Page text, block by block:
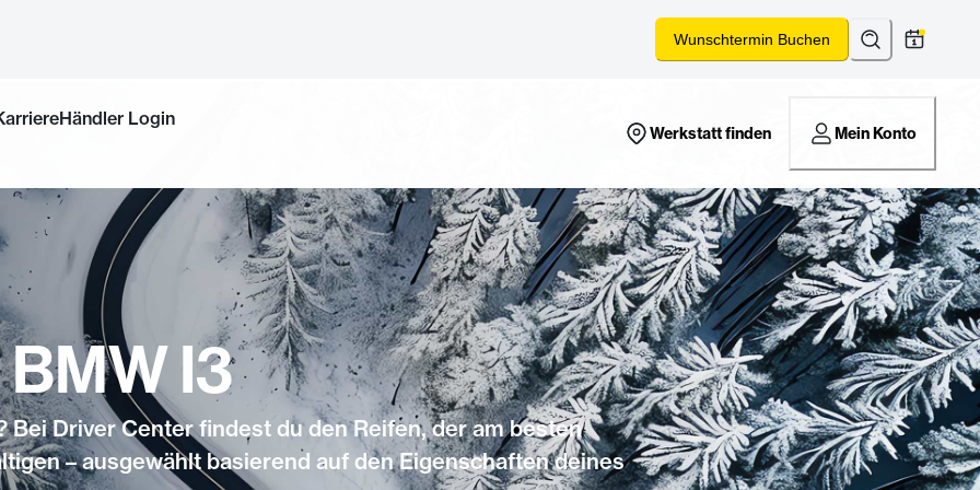
Wunschtermin Buchen Suchen*
Händler Login
Werkstatt finden Mein Konto
I3
Driver Center findest du den Reifen, der am besten
– ausgewählt basierend auf den Eigenschaften deines